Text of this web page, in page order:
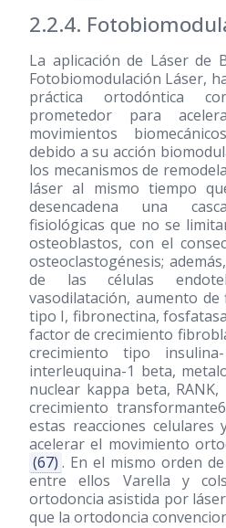
2.2.4.
La aplicación de Láser de
Fotobiomodulación Láser,
práctica ortodóntica
prometedor para
movimientos
debido a su acción
los mecanismos de
láser al mismo tiempo
desencadena una
fisiológicas que no se
osteoblastos, con el
osteoclastogénesis;
de las células
vasodilatación, aumento
tipo I, fibronectina,
factor de crecimiento
crecimiento tipo
interleuquina-1 beta,
nuclear kappa beta,
crecimiento
estas reacciones celulares
acelerar el movimiento
(67) . En el mismo orden
entre ellos Varella y
ortodoncia asistida por
que la ortodoncia